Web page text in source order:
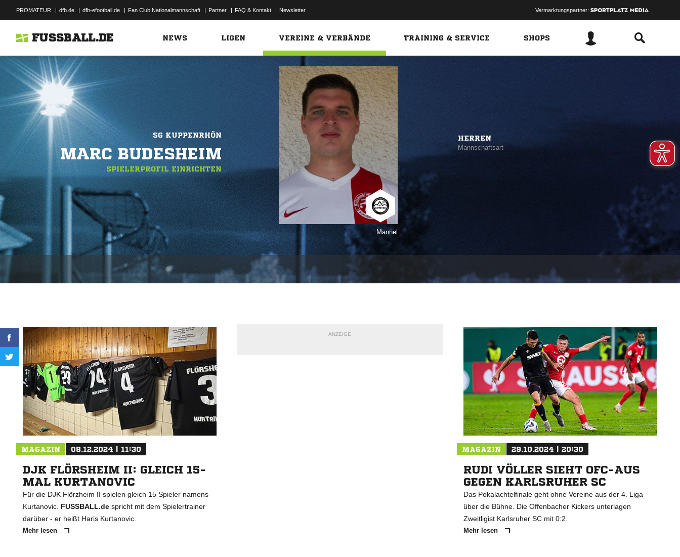
PROMATEUR | dfb.de | dfb-efootball.de | Fan Club Nationalmannschaft | Partner | FAQ & Kontakt | Newsletter Vermarktungspartner:
FUSSBALL.DE NEWS LIGEN VEREINE & VERBÄNDE TRAINING & SERVICE SHOPS
SG KUPPENRHÖN
MARC BUDESHEIM
Mannel
SPIELERPROFIL EINRICHTEN
HERREN
Mannschaftsart
MAGAZIN 08.12.2024 | 11:30
DJK FLÖRSHEIM II: GLEICH 15-
MAL KURTANOVIC
Für die DJK Flörzheim II spielen gleich 15 Spieler namens
Kurtanovic. FUSSBALL.de spricht mit dem Spielertrainer
darüber - er heißt Haris Kurtanovic.
Mehr lesen
ANZEIGE
MAGAZIN 29.10.2024 | 20:30
RUDI VÖLLER SIEHT OFC-AUS
GEGEN KARLSRUHER SC
Das Pokalachtelfinale geht ohne Vereine aus der 4. Liga
über die Bühne. Die Offenbacher Kickers unterlagen
Zweitligist Karlsruher SC mit 0:2.
Mehr lesen